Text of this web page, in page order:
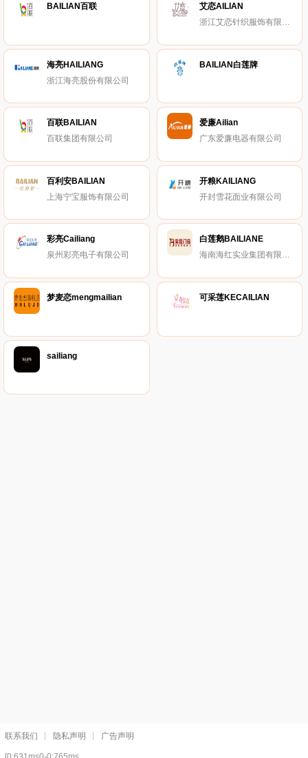
BAILIAN百联
艾恋AILIAN
浙江艾恋针织服饰有限公司
海亮HAILIANG
浙江海亮股份有限公司
BAILIAN白莲牌
百联BAILIAN
百联集团有限公司
爱廉Ailian
广东爱廉电器有限公司
百利安BAILIAN
上海宁宝服饰有限公司
开粮KAILIANG
开封雪花面业有限公司
彩亮Cailiang
泉州彩亮电子有限公司
白莲鹅BAILIANE
海南海红实业集团有限公司
梦麦恋mengmailian 可采莲KECAILIAN
sailiang
联系我们 隐私声明 广告声明